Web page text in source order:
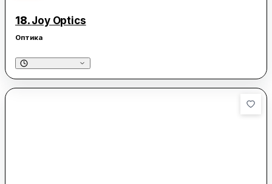
18. Joy Optics
Оптика